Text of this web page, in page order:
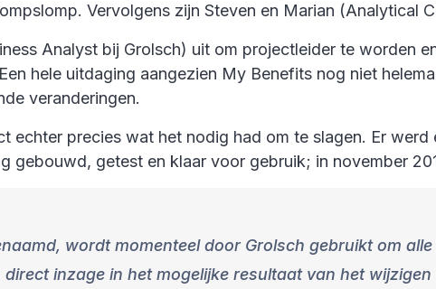
Vervolgens zijn Steven en Marian (Analytical
Analyst bij Grolsch) uit om projectleider te worden
hele uitdaging aangezien My Benefits nog niet
veranderingen.
echter precies wat het nodig had om te slagen. Er
gebouwd, getest en klaar voor gebruik; in november
wordt momenteel door Grolsch gebruikt om
inzage in het mogelijke resultaat van het